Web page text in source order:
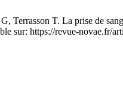
Terrasson T. La prise de
sur: https://revue-novae.fr/